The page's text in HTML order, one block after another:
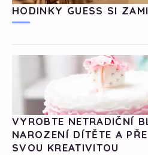
HODINKY GUESS SI
VYROBTE NETRADIČNÍ
NAROZENÍ DÍTĚTE A
SVOU KREATIVITOU